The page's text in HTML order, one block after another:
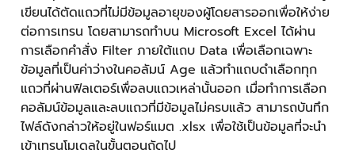
เขียนได้ตัดแถวที่ไม่มีข้อมูลอายุของผู้โดยสารออกเพื่อให้ง่าย
ต่อการเทรน โดยสามารถทำบน Microsoft Excel ได้ผ่าน
การเลือกคำสั่ง Filter ภายใต้แถบ Data เพื่อเลือกเฉพาะ
ข้อมูลที่เป็นค่าว่างในคอลัมน์ Age แล้วทำแถบดำเลือกทุก
แถวที่ผ่านฟิลเตอร์เพื่อลบแถวเหล่านั้นออก เมื่อทำการเลือก
คอลัมน์ข้อมูลและลบแถวที่มีข้อมูลไม่ครบแล้ว สามารถบันทึก
ไฟล์ดังกล่าวให้อยู่ในฟอร์แมต .xlsx เพื่อใช้เป็นข้อมูลที่จะนำ
เข้าเทรนโมเดลในขั้นตอนถัดไป